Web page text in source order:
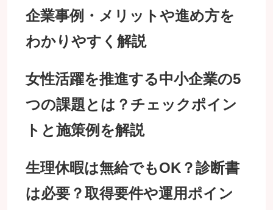
企業事例・メリットや進め方を
わかりやすく解説
女性活躍を推進する中小企業の5
つの課題とは？チェックポイン
トと施策例を解説
生理休暇は無給でもOK？診断書
は必要？取得要件や運用ポイン